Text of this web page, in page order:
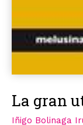
La gran
Iñigo Bolinaga